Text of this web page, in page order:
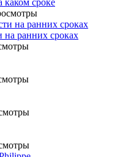
каком сроке
на ранних сроках